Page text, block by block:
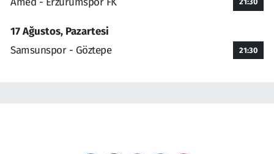
17 Ağustos, Pazartesi
Samsunspor - Göztepe
21:30